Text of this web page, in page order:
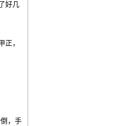
好几
，
，手